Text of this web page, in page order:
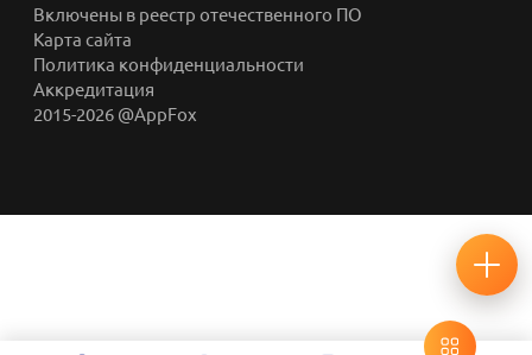
2015-2026 @AppFox
Аккредитация
Политика конфиденциальности
Карта сайта
Включены в реестр отечественного ПО